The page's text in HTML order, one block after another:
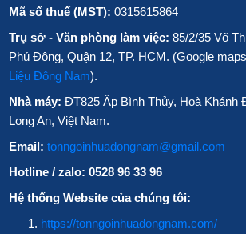
Mã số thuế (MST): 0315615864
Trụ sở - Văn phòng làm việc:85/2/35 Võ
Phú Đông, Quận 12, TP. HCM. (Google
Liệu Đông Nam).
Nhà máy:ĐT825 Ấp Bình Thủy, Hoà Khánh
Long An, Việt Nam.
Email:tonngoinhuadongnam@gmail.com
Hotline / zalo: 0528 96 33 96
Hệ thống Website của chúng tôi:
https://tonngoinhuadongnam.com/